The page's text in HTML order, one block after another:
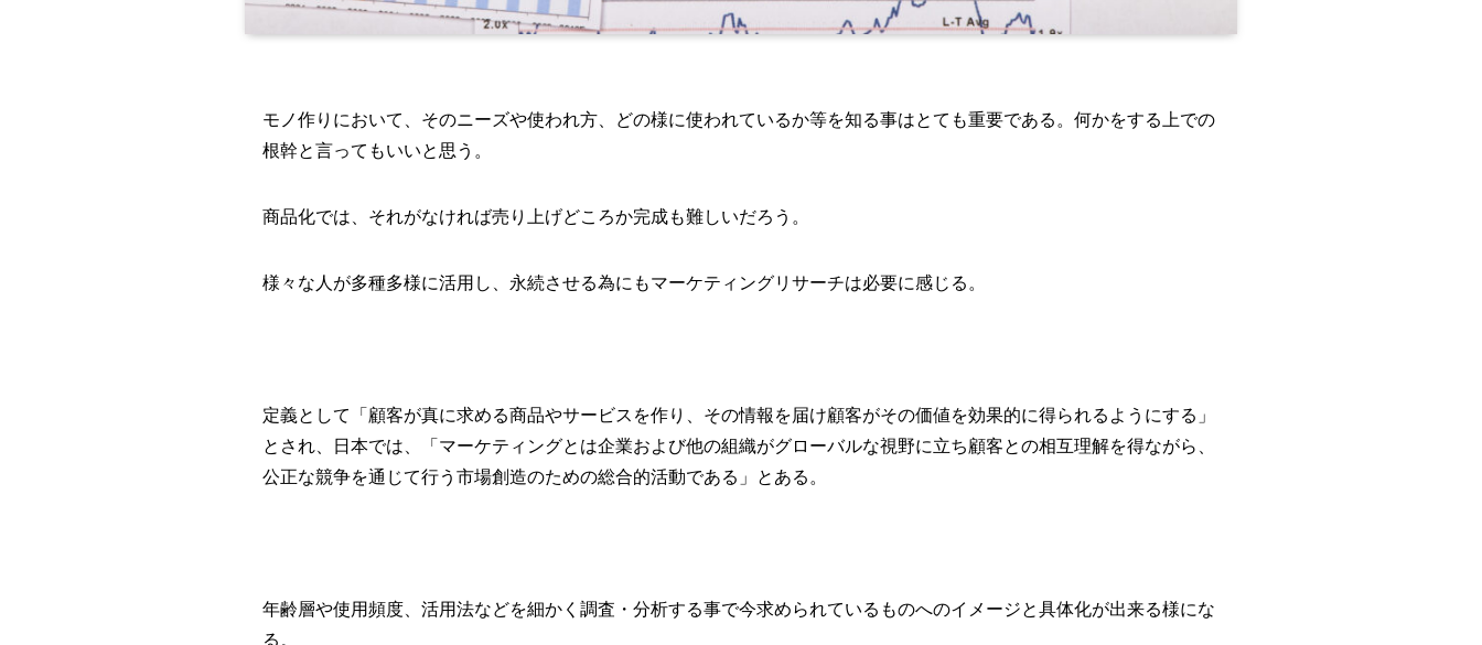
モノ作りにおいて、そのニーズや使われ方、どの様に使われているか等を知る事はとても重要である。何かをする上での
根幹と言ってもいいと思う。
商品化では、それがなければ売り上げどころか完成も難しいだろう。
様々な人が多種多様に活用し、永続させる為にもマーケティングリサーチは必要に感じる。
定義として 「顧客が真に求める商品やサービスを作り、その情報を届け顧客がその価値を効果的に得られるようにする」
とされ、日本では、
「マーケティングとは企業および他の組織がグローバルな視野に立ち顧客との相互理解を得ながら、
公正な競争を通じて行う市場創造のための総合的活動である」とある。
年齢層や使用頻度、活用法などを細かく調査・分析する事で今求められているものへのイメージと具体化が出来る様にな
る。